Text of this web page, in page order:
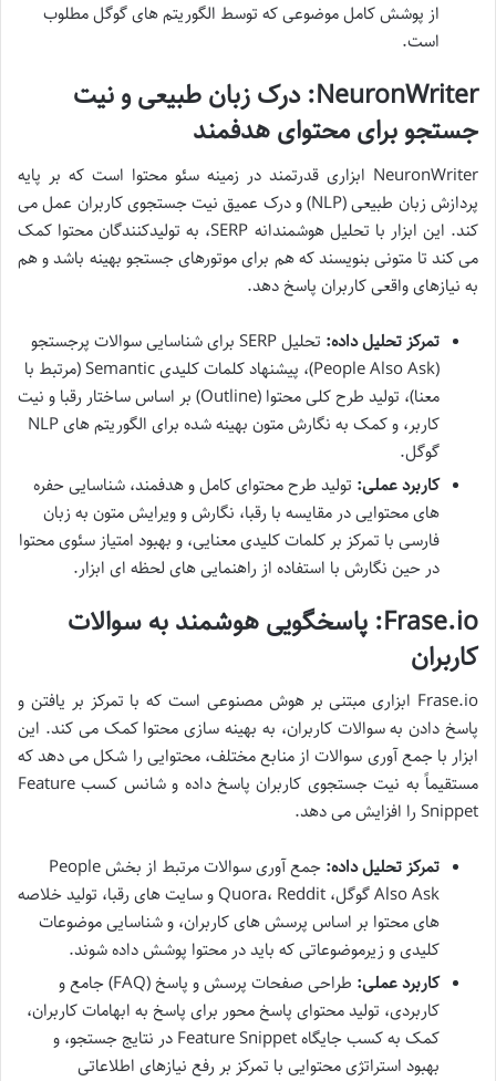
از پوشش کامل موضوعی که توسط الگوریتم های گوگل مطلوب
است.
NeuronWriter: درک زبان طبیعی و نیت
جستجو برای محتوای هدفمند
NeuronWriter ابزاری قدرتمند در زمینه سئو محتوا است که بر پایه
پردازش زبان طبیعی (NLP) و درک عمیق نیت جستجوی کاربران عمل می
کند. این ابزار با تحلیل هوشمندانه SERP، به تولیدکنندگان محتوا کمک
می کند تا متونی بنویسند که هم برای موتورهای جستجو بهینه باشد و هم
به نیازهای واقعی کاربران پاسخ دهد.
تمرکز تحلیل داده:
تحلیل SERP برای شناسایی سوالات پرجستجو
(People Also Ask)، پیشنهاد کلمات کلیدی Semantic (مرتبط با
معنا)، تولید طرح کلی محتوا (Outline) بر اساس ساختار رقبا و نیت
کاربر، و کمک به نگارش متون بهینه شده برای الگوریتم های NLP
گوگل.
کاربرد عملی: تولید طرح محتوای کامل و هدفمند، شناسایی حفره
های محتوایی در مقایسه با رقبا، نگارش و ویرایش متون به زبان
فارسی با تمرکز بر کلمات کلیدی معنایی، و بهبود امتیاز سئوی محتوا
در حین نگارش با استفاده از راهنمایی های لحظه ای ابزار.
Frase.io: پاسخگویی هوشمند به سوالات
کاربران
Frase.io ابزاری مبتنی بر هوش مصنوعی است که با تمرکز بر یافتن و
پاسخ دادن به سوالات کاربران، به بهینه سازی محتوا کمک می کند. این
ابزار با جمع آوری سوالات از منابع مختلف، محتوایی را شکل می دهد که
مستقیماً به نیت جستجوی کاربران پاسخ داده و شانس کسب Feature
Snippet را افزایش می دهد.
تمرکز تحلیل داده:
جمع آوری سوالات مرتبط از بخش People
Also Ask گوگل، Quora، Reddit و سایت های رقبا، تولید خلاصه
های محتوا بر اساس پرسش های کاربران، و شناسایی موضوعات
کلیدی و زیرموضوعاتی که باید در محتوا پوشش داده شوند.
کاربرد عملی:
طراحی صفحات پرسش و پاسخ (FAQ) جامع و
کاربردی، تولید محتوای پاسخ محور برای پاسخ به ابهامات کاربران،
کمک به کسب جایگاه Feature Snippet در نتایج جستجو، و
بهبود استراتژی محتوایی با تمرکز بر رفع نیازهای اطلاعاتی